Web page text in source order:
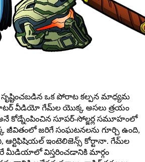
ఒక పోరాట కల్పన మాధ్యమ
వీడియో గేమ్‌ల యొక్క అసలు త్రయం
కోడ్నేంపించిన సూపర్-సోల్జర్ల సమూహంలో
జరిగే సంఘటనలను గూర్చి ఉంది,
ఇంటెలిజెన్స్ కోర్టానా. గేమ్‌ల
మీడియాలో విస్తరించడానికి మార్గం